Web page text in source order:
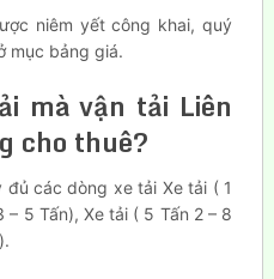
niêm yết công khai, quý
mục bảng giá.
mà vận tải Liên
cho thuê?
các dòng xe tải Xe tải ( 1
– 5 Tấn), Xe tải ( 5 Tấn 2 – 8